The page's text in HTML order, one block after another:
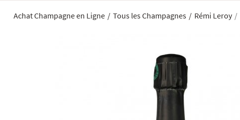
Achat Champagne en Ligne Tous les Champagnes Rémi Leroy